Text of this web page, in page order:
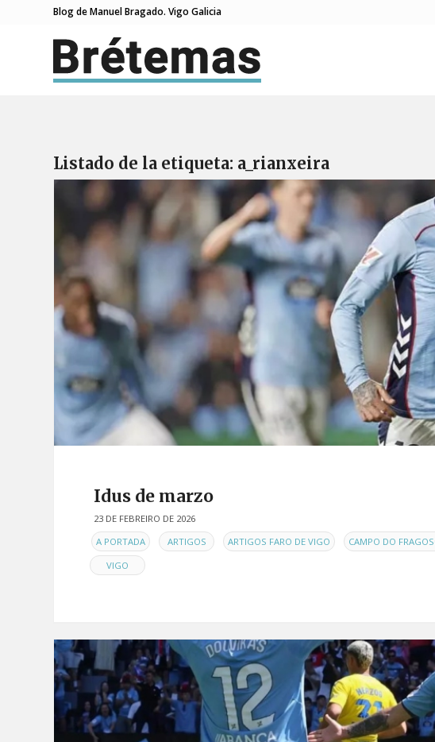
Blog de Manuel Bragado. Vigo Galicia
Listado de la etiqueta: a_rianxeira
Idus de marzo
23 DE FEBREIRO DE 2026
ENA PORTADA ARTIGOS ARTIGOS FARO DE VIGO CAMPO DO
VIGO